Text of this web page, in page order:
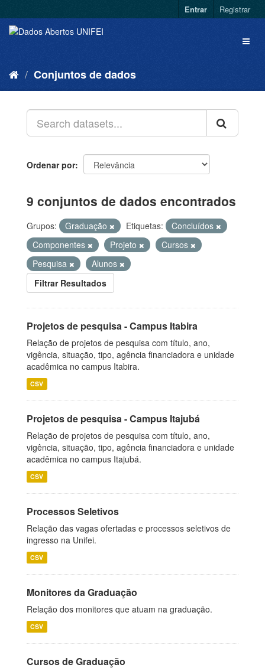
Entrar Registrar
Conjuntos de dados
Ordenar por
9 conjuntos de dados encontrados
Grupos: Graduação Etiquetas:
Concluídos
Componentes
Projeto
Cursos
Pesquisa
Alunos
Filtrar Resultados
Projetos de pesquisa - Campus Itabira
Relação de projetos de pesquisa com título, ano,
vigência, situação, tipo, agência financiadora e unidade
acadêmica no campus Itabira.
CSV
Projetos de pesquisa - Campus Itajubá
Relação de projetos de pesquisa com título, ano,
vigência, situação, tipo, agência financiadora e unidade
acadêmica no campus Itajubá.
CSV
Processos Seletivos
Relação das vagas ofertadas e processos seletivos de
ingresso na Unifei.
CSV
Monitores da Graduação
Relação dos monitores que atuam na graduação.
CSV
Cursos de Graduação